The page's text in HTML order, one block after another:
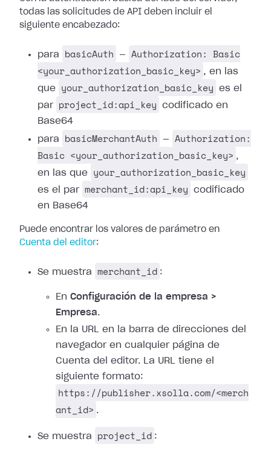
todas las solicitudes de API deben incluir el
siguiente encabezado:
para basicAuth —
Authorization: Basic
<your_authorization_basic_key> , en las
que
your_authorization_basic_key
es el
par project_id:api_key
codificado en
Base64
para
basicMerchantAuth —
Authorization:
Basic <your_authorization_basic_key> ,
en las que
your_authorization_basic_key
es el par merchant_id:api_key
codificado
en Base64
Puede encontrar los valores de parámetro en
Cuenta del editor:
Se muestra merchant_id :
En Configuración de la empresa >
Empresa.
En la URL en la barra de direcciones del
navegador en cualquier página de
Cuenta del editor. La URL tiene el
siguiente formato:
https://publisher.xsolla.com/<merch
ant_id> .
Se muestra project_id :